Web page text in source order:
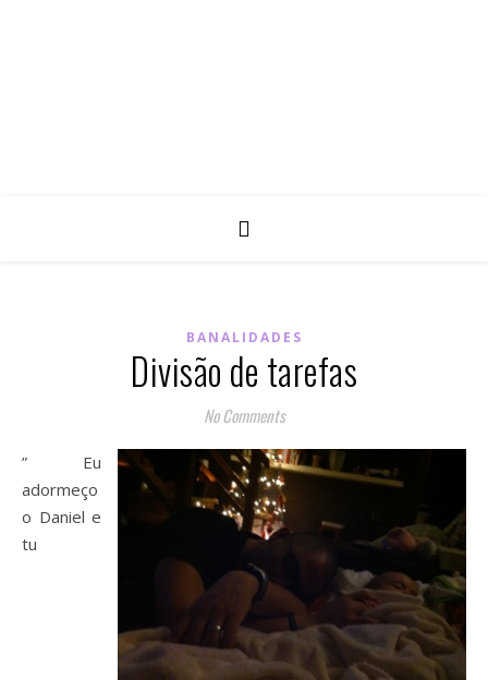
BANALIDADES
Divisão de tarefas
No Comments
” Eu
adormeço
o Daniel e
tu